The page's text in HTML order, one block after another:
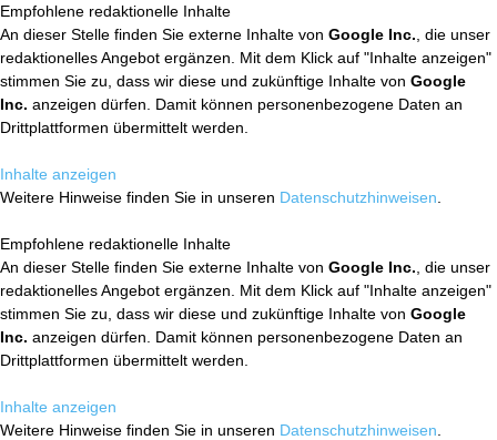
Empfohlene redaktionelle Inhalte
An dieser Stelle finden Sie externe Inhalte von Google Inc. , die unser
redaktionelles Angebot ergänzen. Mit dem Klick auf "Inhalte anzeigen"
stimmen Sie zu, dass wir diese und zukünftige Inhalte von Google
Inc. anzeigen dürfen. Damit können personenbezogene Daten an
Drittplattformen übermittelt werden.
Inhalte anzeigen
Weitere Hinweise finden Sie in unseren Datenschutzhinweisen
Empfohlene redaktionelle Inhalte
An dieser Stelle finden Sie externe Inhalte von Google Inc. , die unser
redaktionelles Angebot ergänzen. Mit dem Klick auf "Inhalte anzeigen"
stimmen Sie zu, dass wir diese und zukünftige Inhalte von Google
Inc. anzeigen dürfen. Damit können personenbezogene Daten an
Drittplattformen übermittelt werden.
Inhalte anzeigen
Weitere Hinweise finden Sie in unseren Datenschutzhinweisen